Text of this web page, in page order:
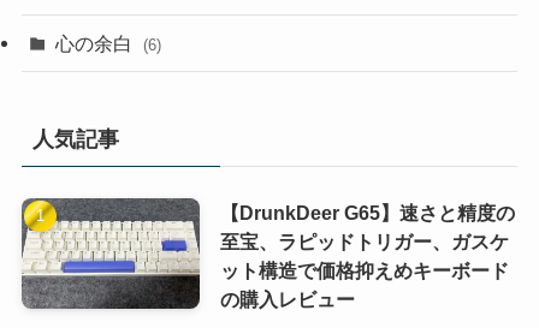
(1)
(3)
(1)
(1)
(1)
(1)
(2)
心の余白 (6)
人気記事
【DrunkDeer G65】速さと精度の
至宝、ラピッドトリガー、ガスケ
ット構造で価格抑えめキーボード
の購入レビュー